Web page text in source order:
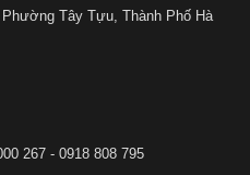
Tây Tựu, Thành Phố Hà
267 - 0918 808 795